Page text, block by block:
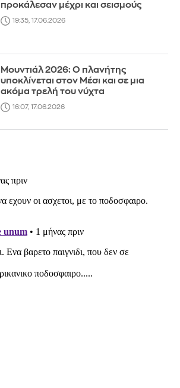
προκάλεσαν μέχρι και σεισμούς
19:35, 17.06.2026
Μουντιάλ 2026: Ο πλανήτης
υποκλίνεται στον Μέσι και σε μια
ακόμα τρελή του νύχτα
16:07, 17.06.2026